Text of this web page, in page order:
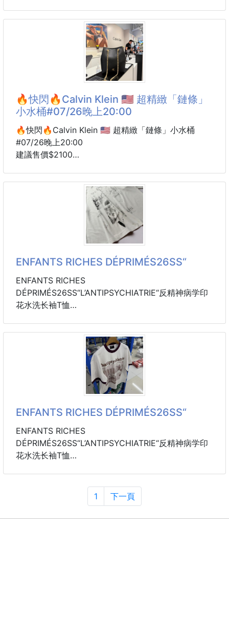
並補水鎖水，維持肌膚水潤感！
質地融合美容油配方，更為細緻親膚，乾肌與混乾肌也
能舒服上妝，妝感能完美服貼，看起來就像原本皮膚就
🔥快閃🔥Calvin Klein 🇺🇸 超精緻「鏈條」
小水桶#07/26晚上20:00
🔥快閃🔥Calvin Klein 🇺🇸 超精緻「鏈條」小水桶
#07/26晚上20:00
建議售價$2100
哇哇哇！ #一顆滿足所有需求💭
✔️荔枝紋Ck專屬皮革～ 手感💯
#搭配金鏈條～簡直絕配✨
🖤高23 長20 寬 10
下單連結
cw3l58tzd060lqg4cqe7c.shop2000.com.tw/produ
ENFANTS RICHES DÉPRIMÉS26SS“
ENFANTS RICHES
DÉPRIMÉS26SS“L’ANTIPSYCHIATRIE“反精神病学印
花水洗长袖T恤
袖口，领口螺纹错色设计
ENFANTS RICHES DÉPRIMÉS26SS“
ENFANTS RICHES
DÉPRIMÉS26SS“L’ANTIPSYCHIATRIE“反精神病学印
花水洗长袖T恤
袖口，领口螺纹错色设计
1 下一頁